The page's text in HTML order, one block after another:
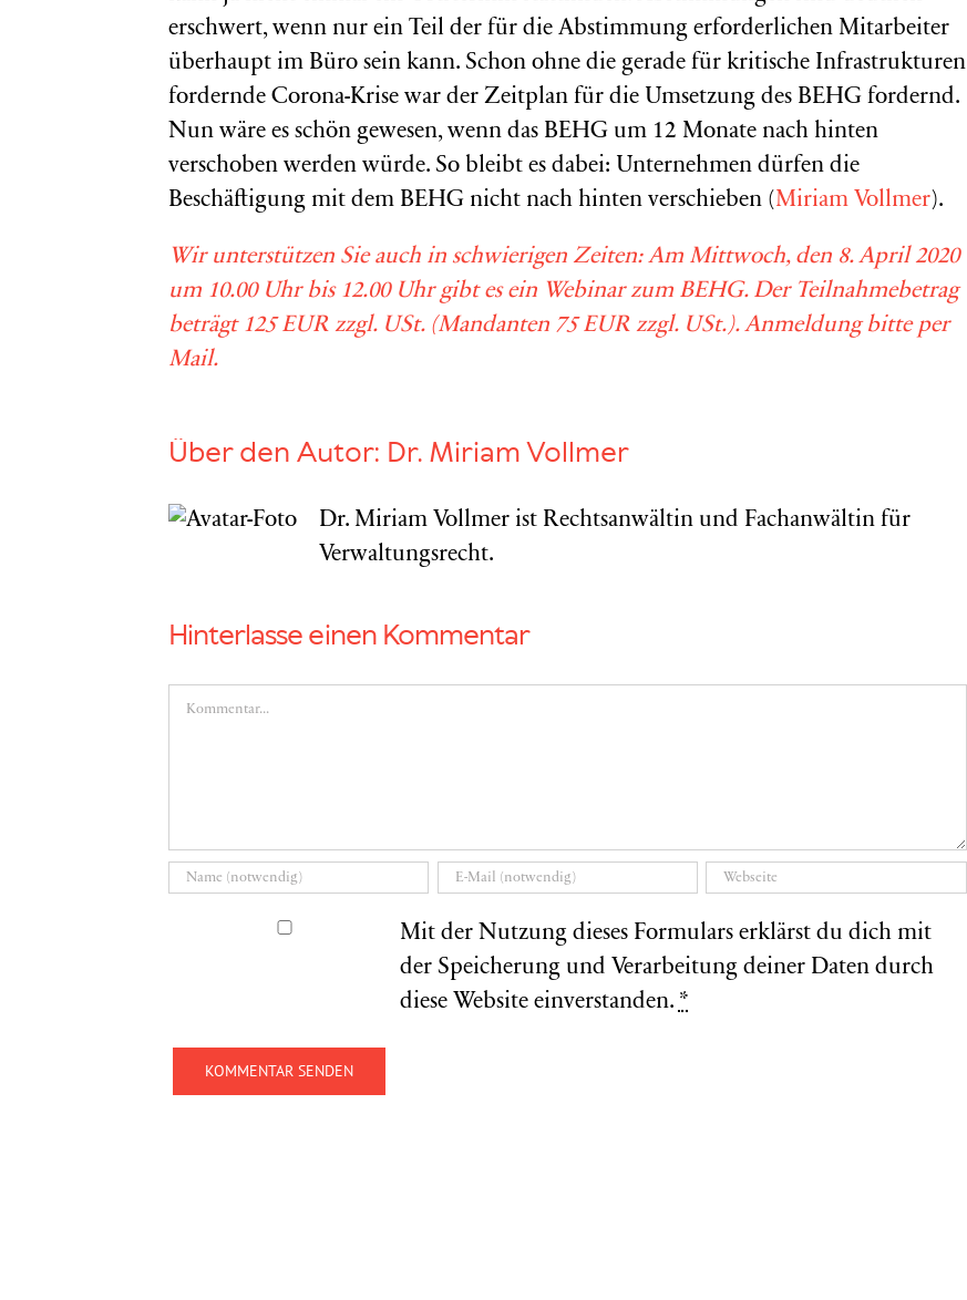
erschwert, wenn nur ein Teil der für die Abstimmung erforderlichen Mitarbeiter
überhaupt im Büro sein kann. Schon ohne die gerade für kritische Infrastrukturen
fordernde Corona-Krise war der Zeitplan für die Umsetzung des BEHG fordernd.
Nun wäre es schön gewesen, wenn das BEHG um 12 Monate nach hinten
verschoben werden würde. So bleibt es dabei: Unternehmen dürfen die
Beschäftigung mit dem BEHG nicht nach hinten verschieben (Miriam Vollmer).
Wir unterstützen Sie auch in schwierigen Zeiten: Am Mittwoch, den 8. April 2020
um 10.00 Uhr bis 12.00 Uhr gibt es ein Webinar zum BEHG. Der Teilnahmebetrag
beträgt 125 EUR zzgl. USt. (Mandanten 75 EUR zzgl. USt.). Anmeldung bitte per
Mail.
Über den Autor: Dr. Miriam Vollmer
Dr. Miriam Vollmer ist Rechtsanwältin und Fachanwältin für
Verwaltungsrecht.
Hinterlasse einen Kommentar
Kommentar
Mit der Nutzung dieses Formulars erklärst du dich mit
der Speicherung und Verarbeitung deiner Daten durch
diese Website einverstanden. *